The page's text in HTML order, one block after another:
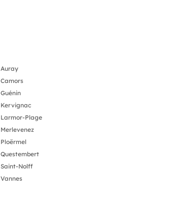
Auray
Camors
Guénin
Kervignac
Larmor-Plage
Merlevenez
Ploërmel
Questembert
Saint-Nolff
Vannes